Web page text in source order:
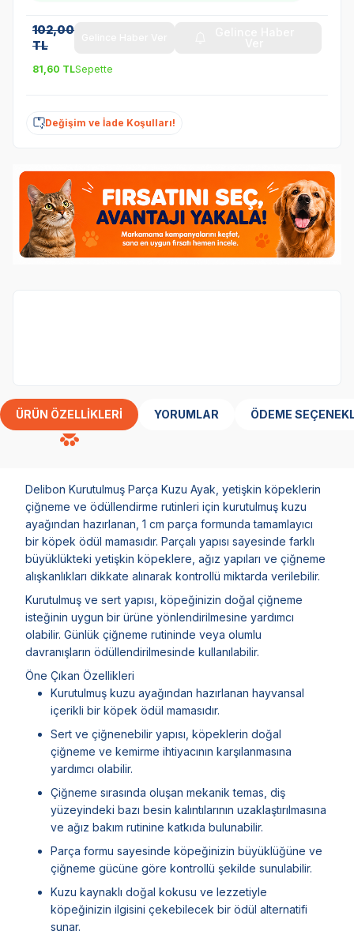
102,00
TL
81,60 TLSepette
Değişim ve İade Koşulları!
ÜRÜN ÖZELLIKLERI YORUMLAR ÖDEME
Delibon Kurutulmuş Parça Kuzu Ayak, yetişkin köpeklerin
çiğneme ve ödüllendirme rutinleri için kurutulmuş kuzu
ayağından hazırlanan, 1 cm parça formunda tamamlayıcı
bir köpek ödül mamasıdır. Parçalı yapısı sayesinde farklı
büyüklükteki yetişkin köpeklere, ağız yapıları ve çiğneme
alışkanlıkları dikkate alınarak kontrollü miktarda verilebilir.
Kurutulmuş ve sert yapısı, köpeğinizin doğal çiğneme
isteğinin uygun bir ürüne yönlendirilmesine yardımcı
olabilir. Günlük çiğneme rutininde veya olumlu
davranışların ödüllendirilmesinde kullanılabilir.
Öne Çıkan Özellikleri
Kurutulmuş kuzu ayağından hazırlanan hayvansal
içerikli bir köpek ödül mamasıdır.
Sert ve çiğnenebilir yapısı, köpeklerin doğal
çiğneme ve kemirme ihtiyacının karşılanmasına
yardımcı olabilir.
Çiğneme sırasında oluşan mekanik temas, diş
yüzeyindeki bazı besin kalıntılarının uzaklaştırılmasına
ve ağız bakım rutinine katkıda bulunabilir.
Parça formu sayesinde köpeğinizin büyüklüğüne ve
çiğneme gücüne göre kontrollü şekilde sunulabilir.
Kuzu kaynaklı doğal kokusu ve lezzetiyle
köpeğinizin ilgisini çekebilecek bir ödül alternatifi
sunar.